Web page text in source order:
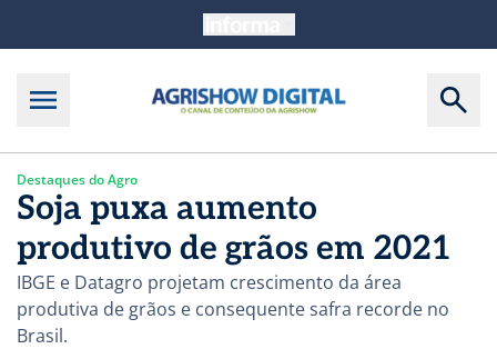
Destaques do Agro
Soja puxa aumento
produtivo de grãos em 2021
IBGE e Datagro projetam crescimento da área
produtiva de grãos e consequente safra recorde no
Brasil.